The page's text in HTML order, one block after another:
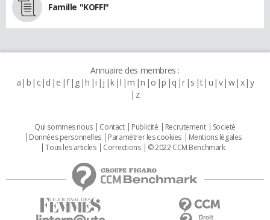
Famille "KOFFI"
Annuaire des membres :
a b c d e f g h i j k l m n o p q r s t u v w x y
z
Qui sommes nous Contact Publicité Recrutement
Societé
Données personnelles
Paramétrer les cookies
Mentions légales
Tous les articles
Corrections © 2022 CCM Benchmark